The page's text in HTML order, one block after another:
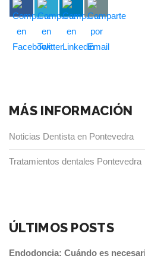
MÁS INFORMACIÓN
Noticias Dentista en Pontevedra
Tratamientos dentales Pontevedra
ÚLTIMOS POSTS
Endodoncia: Cuándo es